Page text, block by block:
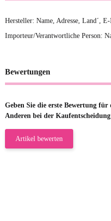
Hersteller: Name, Adresse, Land´,
Importeur/Verantwortliche Person:
Bewertungen
Geben Sie die erste Bewertung
Anderen bei der Kaufentscheidung
Artikel bewerten